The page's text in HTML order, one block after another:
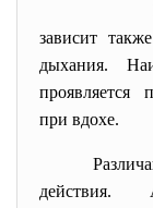
зависит
дыхания.
при вдохе.
действия.